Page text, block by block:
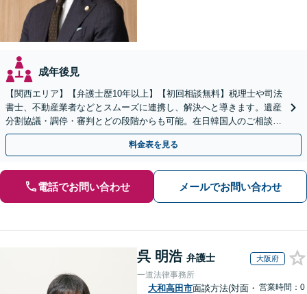
成年後見
【関西エリア】【弁護士歴10年以上】【初回相談無料】税理士や司法
書士、不動産業者などとスムーズに連携し、解決へと導きます。遺産
分割協議・調停・審判とどの段階からも可能。在日韓国人のご相談も
対応しております【休日・夜間相談可】
料金表を見る
電話でお問い合わせ メールでお問い合わせ
呉 明浩 弁護士 大阪府
一道法律事務所
大和高田市面談方法(対面・ 営業時間：0